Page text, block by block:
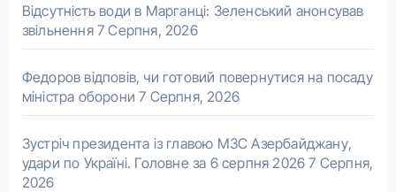
Відсутність води в Марганці: Зеленський анонсував
звільнення 7 Серпня, 2026
Федоров відповів, чи готовий повернутися на посаду
міністра оборони 7 Серпня, 2026
Зустріч президента із главою МЗС Азербайджану,
удари по Україні. Головне за 6 серпня 2026 7 Серпня,
2026